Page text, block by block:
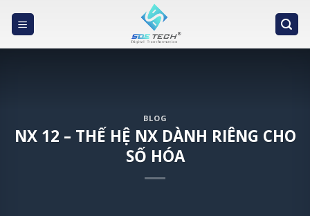
BLOG
NX 12 – THẾ HỆ NX DÀNH RIÊNG CHO
SỐ HÓA